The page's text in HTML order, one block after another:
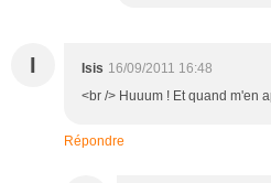
I Isis 16/09/2011 16:48
<br /> Huuum ! Et quand m'en
Répondre